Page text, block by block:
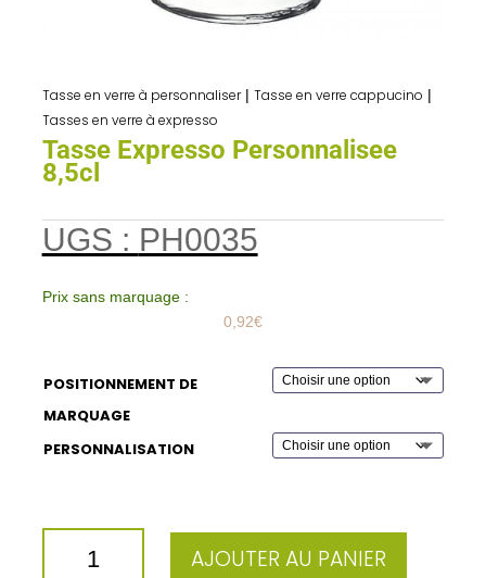
Tasse en verre à personnaliser| Tasse en verre cappucino |
Tasses en verre à expresso
Tasse Expresso Personnalisee
8,5cl
UGS : PH0035
Prix sans marquage :
0,92€
POSITIONNEMENT DE
MARQUAGE
PERSONNALISATION
AJOUTER AU PANIER